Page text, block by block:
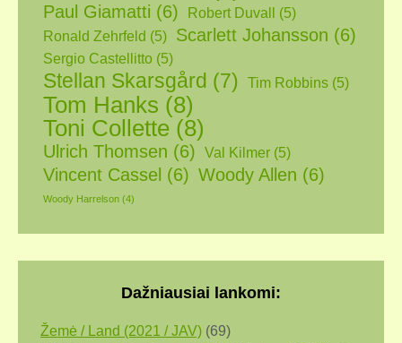
Paul Giamatti (6) Robert Duvall
(5)
Ronald Zehrfeld (5) Scarlett Johansson (6)
Sergio Castellitto (5)
Stellan Skarsgård (7) Tim Robbins (5)
Tom Hanks (8)
Toni Collette (8)
Ulrich Thomsen (6) Val Kilmer (5)
Vincent Cassel (6) Woody Allen (6)
Woody Harrelson (4)
Dažniausiai lankomi:
Žemė / Land (2021 / JAV) (69)